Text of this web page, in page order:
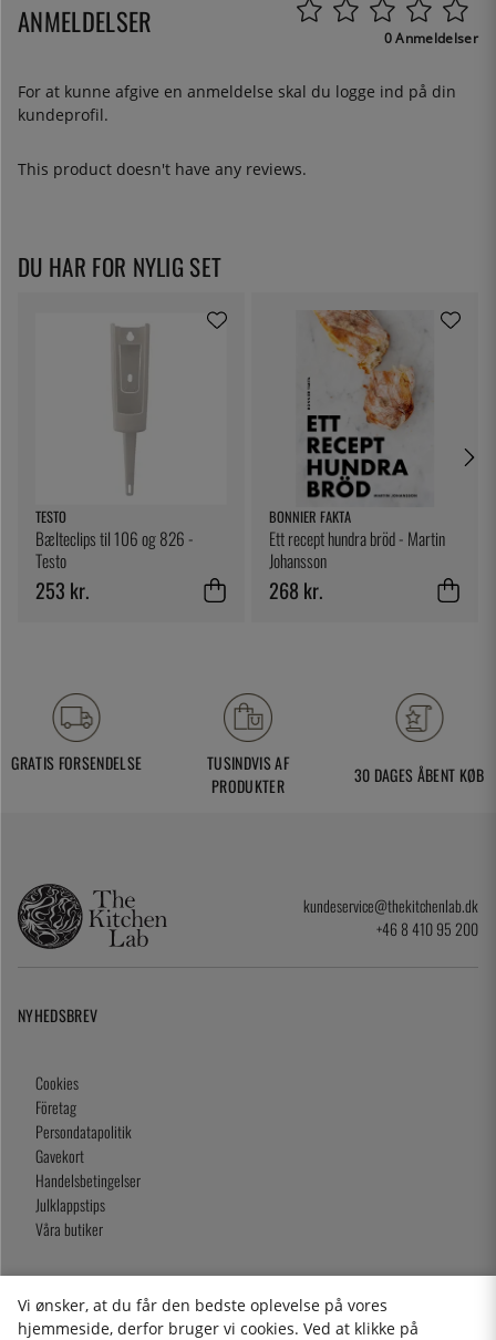
ANMELDELSER 0 Anmeldelser
For at kunne afgive en anmeldelse skal du logge ind på din
kundeprofil.
This product doesn't have any reviews.
DU HAR FOR NYLIG SET
TESTO
Bælteclips til 106 og 826 -
Testo
253 kr.
BONNIER FAKTA
Ett recept hundra bröd - Martin
Johansson
268 kr.
GRATIS FORSENDELSE
TUSINDVIS AF
PRODUKTER
30 DAGES ÅBENT KØB
kundeservice@thekitchenlab.dk
+46 8 410 95 200
NYHEDSBREV
Cookies
Företag
Persondatapolitik
Gavekort
Handelsbetingelser
Julklappstips
Våra butiker
2026 KitchenLab AB
Vi ønsker, at du får den bedste oplevelse på vores
hjemmeside, derfor bruger vi cookies. Ved at klikke på